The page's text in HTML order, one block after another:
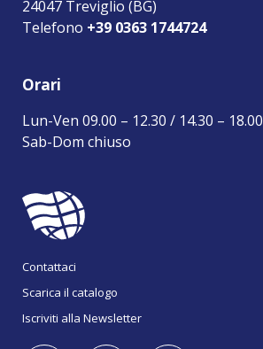
24047 Treviglio (BG)
Telefono +39 0363 1744724
Orari
Lun-Ven 09.00 – 12.30 / 14.30 – 18.00
Sab-Dom chiuso
Contattaci
Scarica il catalogo
Iscriviti alla Newsletter